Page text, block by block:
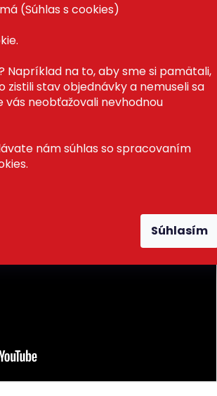
(Súhlas s cookies)
Napríklad na to, aby sme si pamätali,
stav objednávky a nemuseli sa
vás neobťažovali nevhodnou
nám súhlas so spracovaním
Súhlasím
veku).
ktoré sú zakončené
guličiek skladáte buď
vlastnej fantázie rôzne
Celá hra je založená na
poľa. Magnetky